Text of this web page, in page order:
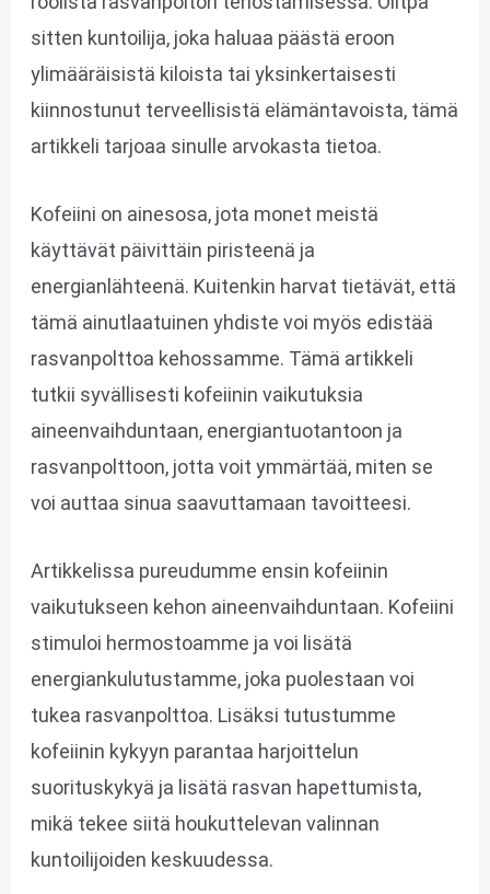
sitten kuntoilija, joka haluaa päästä eroon
ylimääräisistä kiloista tai yksinkertaisesti
kiinnostunut terveellisistä elämäntavoista, tämä
artikkeli tarjoaa sinulle arvokasta tietoa.
Kofeiini on ainesosa, jota monet meistä
käyttävät päivittäin piristeenä ja
energianlähteenä. Kuitenkin harvat tietävät, että
tämä ainutlaatuinen yhdiste voi myös edistää
rasvanpolttoa kehossamme. Tämä artikkeli
tutkii syvällisesti kofeiinin vaikutuksia
aineenvaihduntaan, energiantuotantoon ja
rasvanpolttoon, jotta voit ymmärtää, miten se
voi auttaa sinua saavuttamaan tavoitteesi.
Artikkelissa pureudumme ensin kofeiinin
vaikutukseen kehon aineenvaihduntaan. Kofeiini
stimuloi hermostoamme ja voi lisätä
energiankulutustamme, joka puolestaan voi
tukea rasvanpolttoa. Lisäksi tutustumme
kofeiinin kykyyn parantaa harjoittelun
suorituskykyä ja lisätä rasvan hapettumista,
mikä tekee siitä houkuttelevan valinnan
kuntoilijoiden keskuudessa.